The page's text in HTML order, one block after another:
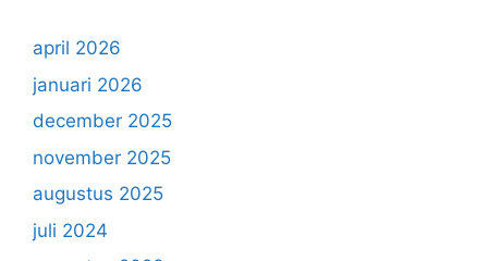
april 2026
januari 2026
december 2025
november 2025
augustus 2025
juli 2024